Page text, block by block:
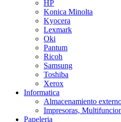
HP
Konica Minolta
Kyocera
Lexmark
Oki
Pantum
Ricoh
Samsung
Toshiba
Xerox
Informatica
Almacenamiento
Impresoras,
Papeleria